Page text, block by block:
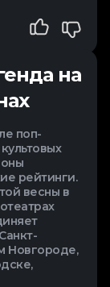
на
поп-
рейтинги.
весны в
Новгороде,